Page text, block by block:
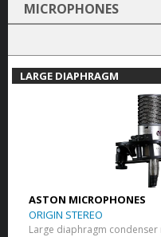
MICROPHONES
LARGE DIAPHRAGM
ASTON MICROPHONES
ORIGIN STEREO
Large diaphragm